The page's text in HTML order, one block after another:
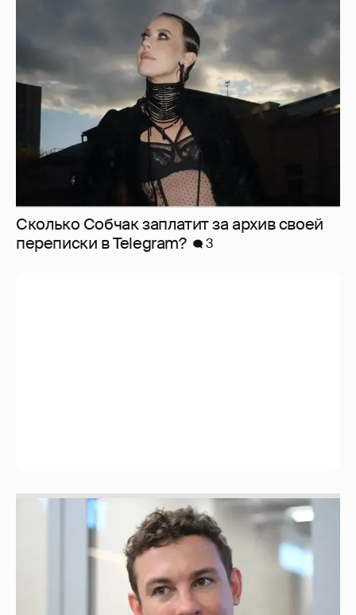
Сколько Собчак заплатит за архив своей
перeписки в Telegram?
3
Никита Кологривый высказался насчёт